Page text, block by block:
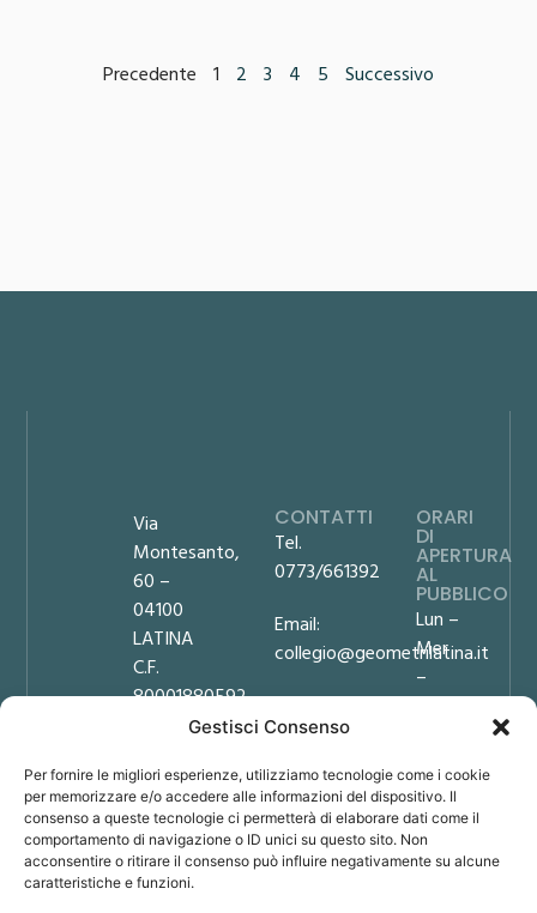
Gestisci Consenso
Per fornire le migliori esperienze, utilizziamo tecnologie come i cookie
per memorizzare e/o accedere alle informazioni del dispositivo. Il
consenso a queste tecnologie ci permetterà di elaborare dati come il
comportamento di navigazione o ID unici su questo sito. Non
acconsentire o ritirare il consenso può influire negativamente su alcune
caratteristiche e funzioni.
Precedente 1 2 3 4 5 Successivo
Via
Montesanto,
60 –
04100
LATINA
C.F.
80001880592
Privacy
Policy
Cookie
Policy
Note
legali
CONTATTI
Tel.
0773/661392
Email:
collegio@geometrilatina.it
PEC:
collegio.latina@geopec.it
Amministrazione
Trasparente
ORARI
DI
APERTURA
AL
PUBBLICO
Lun –
Mer
–
Ven
12:00
Mar
– Gio